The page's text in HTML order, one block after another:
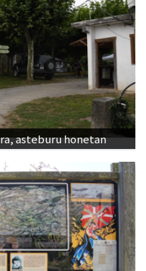
asteburu honetan